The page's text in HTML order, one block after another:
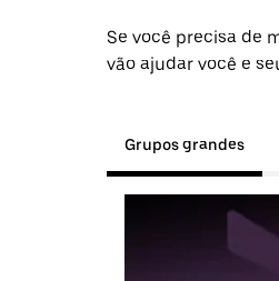
Se você precisa de
vão ajudar você e
Grupos grandes